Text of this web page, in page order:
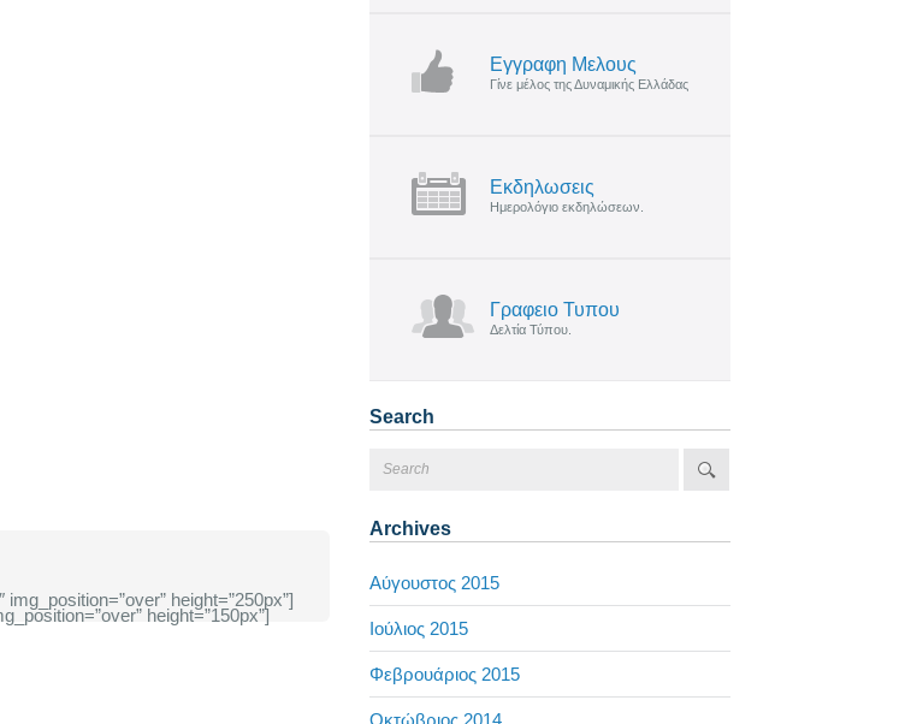
height=”150px”]
height=”250px”]
Εγγραφη Μελους
Γίνε μέλος της Δυναμικής Ελλάδας
Εκδηλωσεις
Ημερολόγιο εκδηλώσεων.
Γραφειο Τυπου
Δελτία Τύπου.
Search
Archives
Αύγουστος 2015
Ιούλιος 2015
Φεβρουάριος 2015